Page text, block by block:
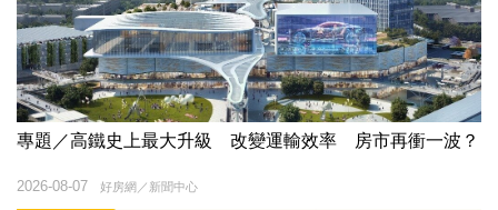
專題／高鐵史上最大升級 改變運輸效率 房市再衝一波？
好房網／新聞中心
2026-08-07